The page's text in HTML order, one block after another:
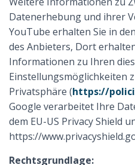
Datenerhebung und ihrer
YouTube erhalten Sie in
des Anbieters, Dort
Informationen zu Ihren
Einstellungsmöglichkeiten
Privatsphäre (https://
Google verarbeitet Ihre
dem EU-US Privacy Shield
https://
Rechtsgrundlage: